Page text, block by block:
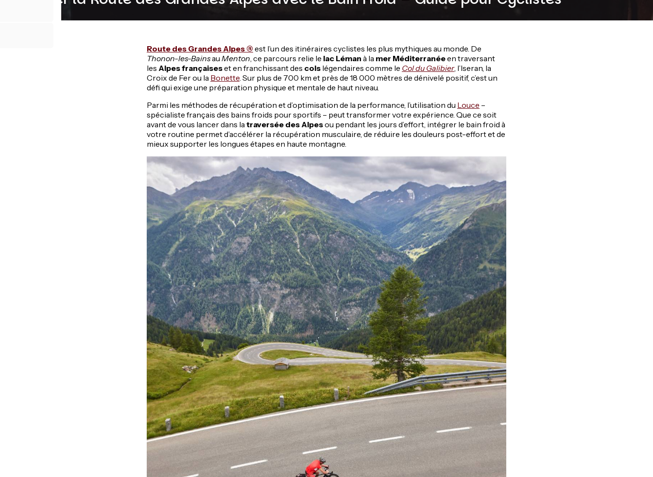
Route des Grandes Alpes ® est l’un des itinéraires cyclistes les plus mythiques au monde. De
Thonon-les-Bainsau Menton, ce parcours relie le lac Léman à la mer Méditerranéeen traversant
les Alpes françaiseset en franchissant des cols légendaires comme le Col du Galibier, l’Iseran, la
Croix de Fer ou la Bonette. Sur plus de 700 km et près de 18 000 mètres de dénivelé positif, c’est un
défi qui exige une préparation physique et mentale de haut niveau.
Parmi les méthodes de récupération et d’optimisation de la performance, l’utilisation du Louce –
spécialiste français des bains froids pour sportifs – peut transformer votre expérience. Que ce soit
avant de vous lancer dans latraversée des Alpesou pendant les jours d’effort, intégrer le bain froid à
votre routine permet d’accélérer la récupération musculaire, de réduire les douleurs post-effort et de
mieux supporter les longues étapes en haute montagne.